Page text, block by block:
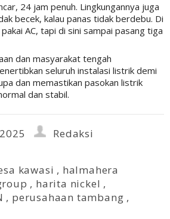
24 jam penuh. Lingkungannya juga
becek, kalau panas tidak berdebu. Di
AC, tapi di sini sampai pasang tiga
dan masyarakat tengah
seluruh instalasi listrik demi
dan memastikan pasokan listrik
dan stabil.
Redaksi
kawasi , halmahera
, harita nickel ,
, perusahaan tambang ,